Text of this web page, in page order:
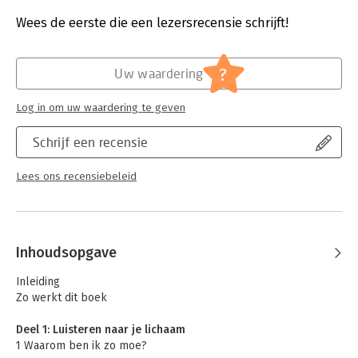
Verschijningsdatum:
27-9-2023
Wees de eerste die een lezersrecensie schrijft!
Schrijf een recensie
Lees ons recensiebeleid
Uw waardering ?
Log in om uw waardering te geven
Inhoudsopgave
Inleiding
Zo werkt dit boek
Deel 1: Luisteren naar je lichaam
1 Waarom ben ik zo moe?